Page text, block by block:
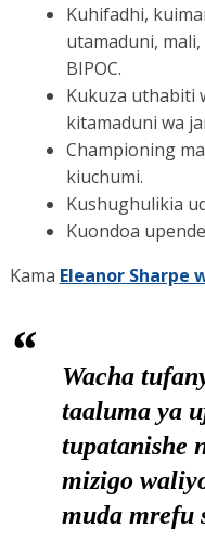
Kuhifadhi,
utamaduni,
BIPOC.
Kukuza uthabiti
kitamaduni wa
Championing
kiuchumi.
Kushughulikia
Kuondoa
Kama Eleanor Sharpe
Wacha
taaluma ya
tupatanishe
mizigo
muda mrefu